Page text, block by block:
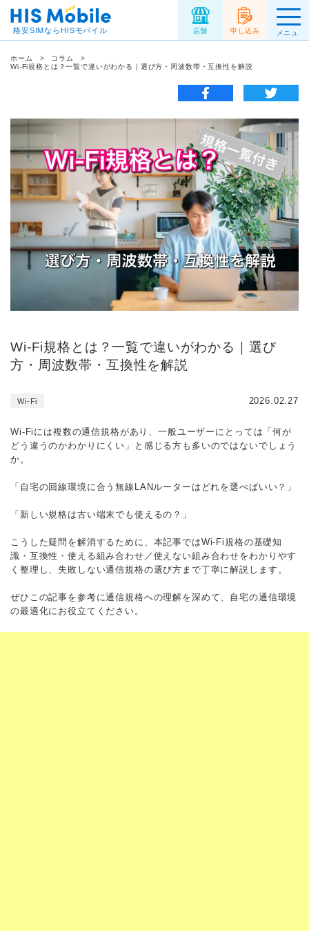
格安SIMならHISモバイル 店舗 申し込み
メニュ
ー
ホーム
コラム
Wi-Fi規格とは？一覧で違いがわかる｜選び方・周波数帯・互換性を解説
Wi-Fi規格とは？一覧で違いがわかる｜選び
方・周波数帯・互換性を解説
Wi-Fi 2026.02.27
Wi-Fiには複数の通信規格があり、一般ユーザーにとっては「何が
どう違うのかわかりにくい」と感じる方も多いのではないでしょう
か。
「自宅の回線環境に合う無線LANルーターはどれを選べばいい？」
「新しい規格は古い端末でも使えるの？」
こうした疑問を解消するために、本記事ではWi-Fi規格の基礎知
識・互換性・使える組み合わせ／使えない組み合わせをわかりやす
く整理し、失敗しない通信規格の選び方まで丁寧に解説します。
ぜひこの記事を参考に通信規格への理解を深めて、自宅の通信環境
の最適化にお役立てください。